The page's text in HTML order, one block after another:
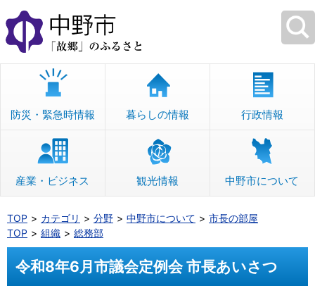
本
文
へ
移
防災・緊急時情報 暮らしの情報 行政情報
産業・ビジネス 観光情報 中野市について
TOP カテゴリ 分野 中野市について
市長の部屋
TOP
組織 総務部
令和8年6月市議会定例会 市長あいさつ